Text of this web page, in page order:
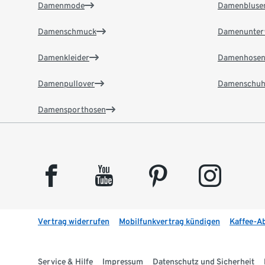
Damenmode
Damenschmuck
Damenkleider
Damenpullover
Damensporthosen
Damenhosen
facebook youtube pinterest instagram
Vertrag widerrufen Mobilfunkvertrag kündigen Kaffee-
Service & Hilfe Impressum Datenschutz und Sicherheit